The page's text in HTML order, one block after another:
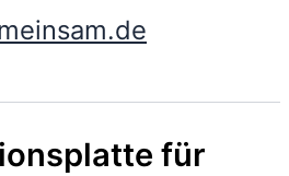
für